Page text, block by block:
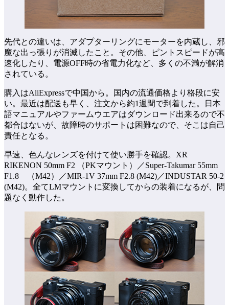
先代との違いは、アダプターリングにモーターを内蔵し、邪
魔な出っ張りが消滅したこと。その他、ピントスピードが高
速化したり、電源OFF時の省電力化など、多くの不満が解消
されている。
購入はAliExpressで中国から。国内の流通価格より格段に安
い。最近は配送も早く、注文から約1週間で到着した。日本
語マニュアルやファームウエアはダウンロード出来るので不
都合はないが、故障時のサポートは困難なので、そこは自己
責任となる。
早速、色んなレンズを付けて使い勝手を確認。XR
RIKENON 50mm F2 （PKマウント）／Super-Takumar 55mm
F1.8 （M42）／MIR-1V 37mm F2.8 (M42)／INDUSTAR 50-2
(M42)。全てLMマウントに変換してからの装着になるが、問
題なく動作した。